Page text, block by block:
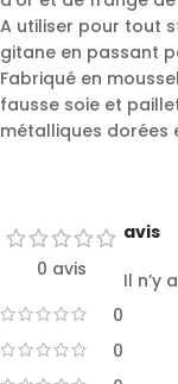
A utiliser pour tout
gitane en passant
Fabriqué en
fausse soie et
métalliques dorées
0 avis
0
0
avis
Il n’y